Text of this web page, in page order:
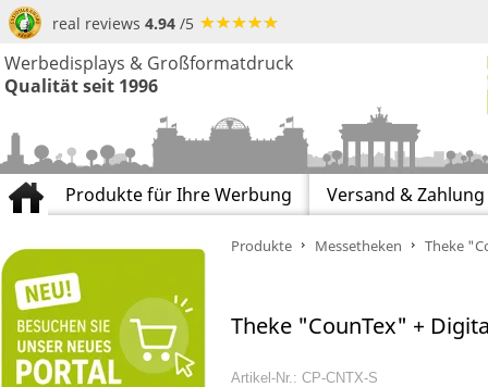
real reviews 4.94 /5
Werbedisplays & Großformatdruck
Qualität seit 1996
Produkte für Ihre Werbung Versand & Zahlung
Produkte Messetheken Theke
Theke "CounTex" +
Artikel-Nr.: CP-CNTX-S